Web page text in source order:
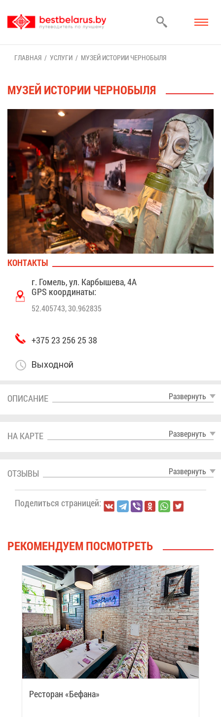
ГЛАВ­НАЯ УСЛУ­ГИ МУ­ЗЕЙ ИС­ТО­РИИ ЧЕР­НО­БЫ­ЛЯ
МУ­ЗЕЙ ИС­ТО­РИИ ЧЕР­НО­БЫ­ЛЯ
КОН­ТАК­ТЫ
г. Го­мель, ул. Кар­бы­ше­ва, 4А
GPS ко­ор­ди­на­ты:
52.405743, 30.962835
+375 23 256 25 38
Вы­ход­ной
Раз­вер­нуть
ОПИ­СА­НИЕ
Раз­вер­нуть
НА КАР­ТЕ
Раз­вер­нуть
ОТ­ЗЫ­ВЫ
По­де­лить­ся стра­ни­цей:
РЕ­КО­МЕН­ДУ­ЕМ ПО­СМОТ­РЕТЬ
Ре­сто­ран «Бе­фа­на»